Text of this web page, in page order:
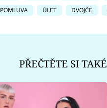
POMLUVA ÚLET DVOJČE
PŘEČTĚTE SI TAKÉ